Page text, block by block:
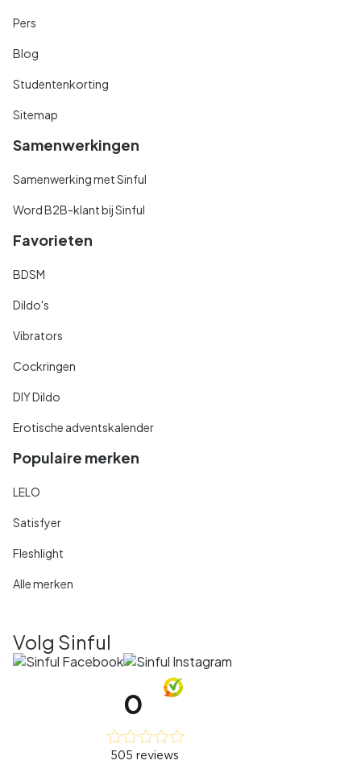
Pers
Blog
Studentenkorting
Sitemap
Samenwerkingen
Samenwerking met Sinful
Word B2B-klant bij Sinful
Favorieten
BDSM
Dildo's
Vibrators
Cockringen
DIY Dildo
Erotische adventskalender
Populaire merken
LELO
Satisfyer
Fleshlight
Alle merken
Volg Sinful